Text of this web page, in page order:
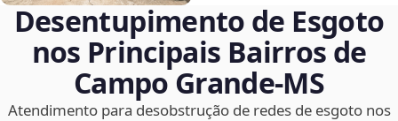
Desentupimento de Esgoto
nos Principais Bairros de
Campo Grande‑MS
Atendimento para desobstrução de redes de esgoto nos